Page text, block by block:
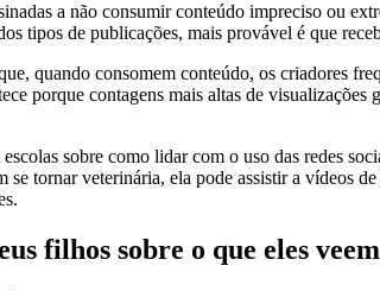
a não consumir conteúdo impreciso ou
tipos de publicações, mais provável é que
quando consomem conteúdo, os criadores
porque contagens mais altas de
sobre como lidar com o uso das redes
se tornar veterinária, ela pode assistir a vídeos
filhos sobre o que eles veem